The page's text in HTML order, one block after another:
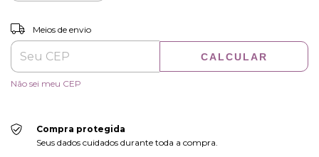
Entregas para o CEP:
Meios de envio
CALCULAR
Não sei meu CEP
Compra protegida
Seus dados cuidados durante toda a compra.